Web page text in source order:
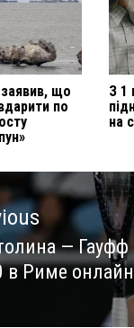
що
по
З 1
на
— Гауфф
в Риме онлайн